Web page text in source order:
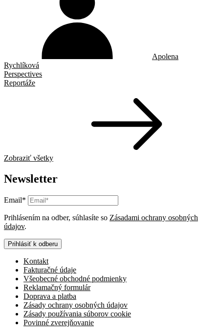
Apolena
Rychlíková
Perspectives
Reportáže
Zobraziť všetky
Newsletter
Email*
Prihlásením na odber, súhlasíte so Zásadami ochrany osobných
údajov.
Prihlásiť k odberu
Kontakt
Fakturačné údaje
Všeobecné obchodné podmienky
Reklamačný formulár
Doprava a platba
Zásady ochrany osobných údajov
Zásady používania súborov cookie
Povinné zverejňovanie